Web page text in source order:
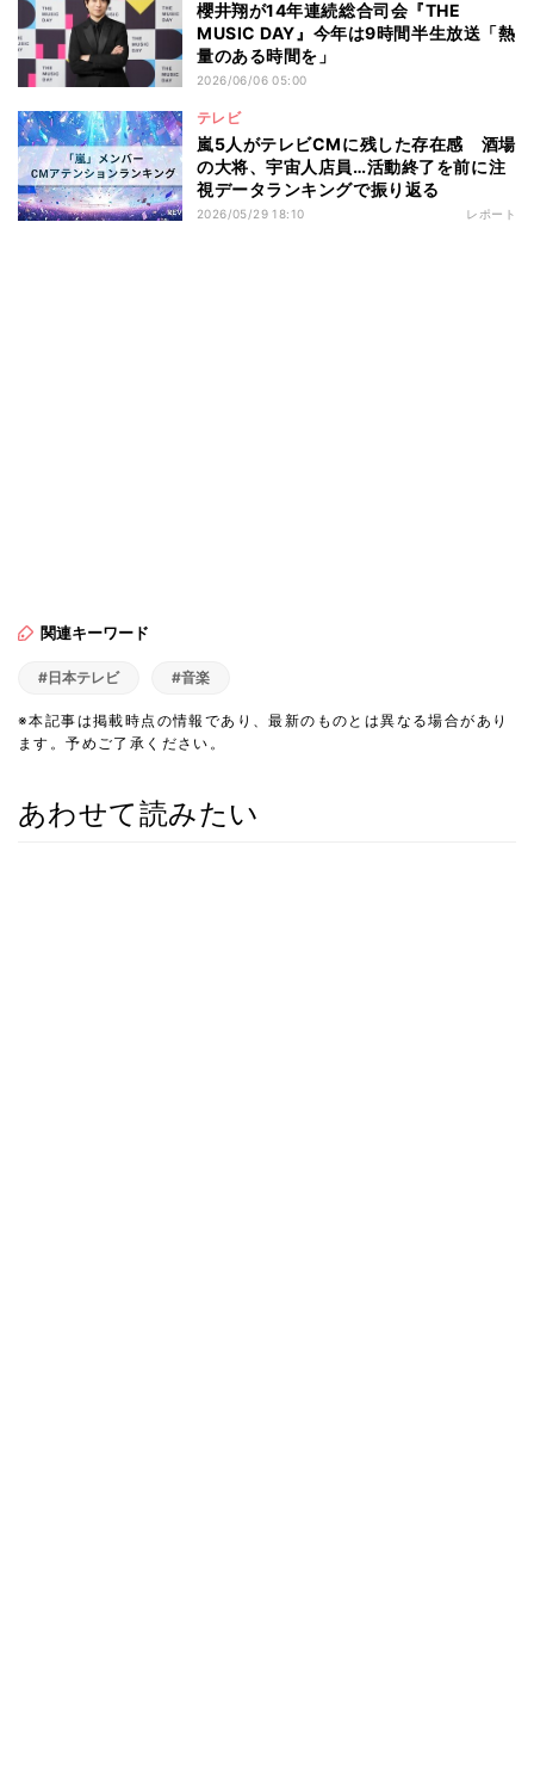
櫻井翔が14年連続総合司会『THE
MUSIC DAY』今年は9時間半生放送「熱
量のある時間を」
2026/06/06 05:00
テレビ
嵐5人がテレビCMに残した存在感 酒場
の大将、宇宙人店員…活動終了を前に注
視データランキングで振り返る
2026/05/29 18:10 レポート
関連キーワード
#日本テレビ #音楽
※本記事は掲載時点の情報であり、最新のものとは異なる場合があり
ます。予めご了承ください。
あわせて読みたい